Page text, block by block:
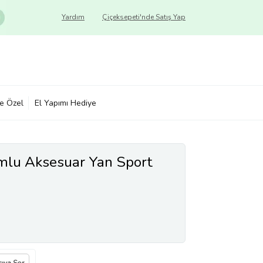
Çiçeksepeti'nde Satış Yap
Yardım
Özel El Yapımı Hediye
Aksesuar Yan Sport